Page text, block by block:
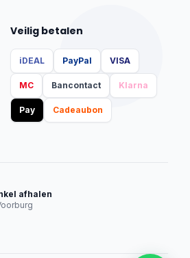
Veilig betalen
iDEAL PayPal VISA
MC Bancontact Klarna
Pay Cadeaubon
afhalen